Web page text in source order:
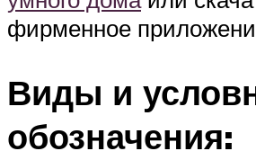
фирменное
Виды и
обозначения: